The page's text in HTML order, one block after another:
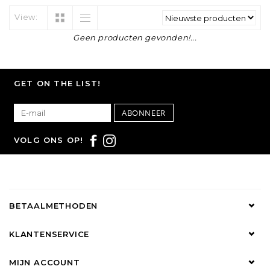
View:
Geen producten gevonden!...
GET ON THE LIST!
ABONNEER
VOLG ONS OP!
BETAALMETHODEN
KLANTENSERVICE
MIJN ACCOUNT